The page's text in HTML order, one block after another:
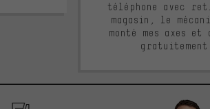
téléphone avec
magasin, le
monté mes axes et